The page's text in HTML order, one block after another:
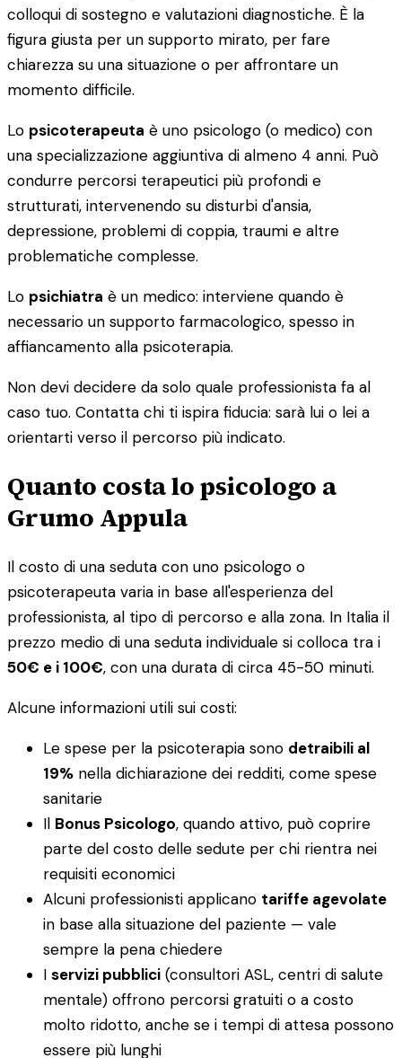
colloqui di sostegno e valutazioni diagnostiche. È la
figura giusta per un supporto mirato, per fare
chiarezza su una situazione o per affrontare un
momento difficile.
Lo psicoterapeuta è uno psicologo (o medico) con
una specializzazione aggiuntiva di almeno 4 anni. Può
condurre percorsi terapeutici più profondi e
strutturati, intervenendo su disturbi d'ansia,
depressione, problemi di coppia, traumi e altre
problematiche complesse.
Lo psichiatra è un medico: interviene quando è
necessario un supporto farmacologico, spesso in
affiancamento alla psicoterapia.
Non devi decidere da solo quale professionista fa al
caso tuo. Contatta chi ti ispira fiducia: sarà lui o lei a
orientarti verso il percorso più indicato.
Quanto costa lo psicologo a
Grumo Appula
Il costo di una seduta con uno psicologo o
psicoterapeuta varia in base all'esperienza del
professionista, al tipo di percorso e alla zona. In Italia il
prezzo medio di una seduta individuale si colloca tra i
50€ e i 100€, con una durata di circa 45-50 minuti.
Alcune informazioni utili sui costi:
Le spese per la psicoterapia sono detraibili al
19% nella dichiarazione dei redditi, come spese
sanitarie
Il Bonus Psicologo, quando attivo, può coprire
parte del costo delle sedute per chi rientra nei
requisiti economici
Alcuni professionisti applicano tariffe agevolate
in base alla situazione del paziente — vale
sempre la pena chiedere
I servizi pubblici (consultori ASL, centri di salute
mentale) offrono percorsi gratuiti o a costo
molto ridotto, anche se i tempi di attesa possono
essere più lunghi